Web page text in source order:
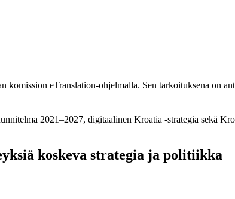
komission eTranslation-ohjelmalla. Sen tarkoituksena on
2021–2027, digitaalinen Kroatia -strategia sekä
koskeva strategia ja politiikka